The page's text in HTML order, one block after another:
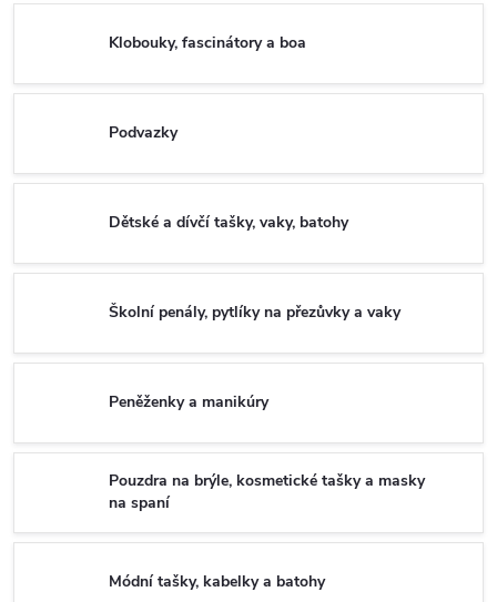
Klobouky, fascinátory a boa
Podvazky
Dětské a dívčí tašky, vaky, batohy
Školní penály, pytlíky na přezůvky a vaky
Peněženky a manikúry
Pouzdra na brýle, kosmetické tašky a masky
na spaní
Módní tašky, kabelky a batohy